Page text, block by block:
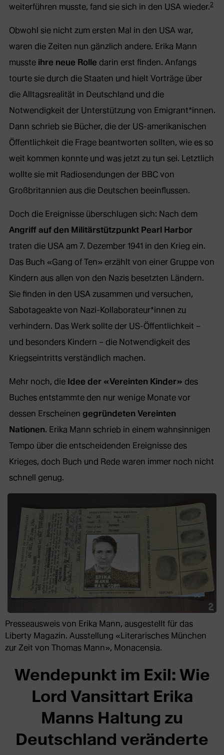
weiterführen musste, fand sie sich in den USA wieder.2
Obwohl sie nicht zum ersten Mal in den USA war,
waren die Zeiten nun gänzlich andere. Erika Mann
musste ihre neue Rolle darin erst finden. Anfangs
tourte sie durch die Staaten und hielt Vorträge über
die Alltagsrealität in Deutschland und die
Notwendigkeit der Unterstützung von Emigrant*innen.
Dann schrieb sie Bücher, die der US-amerikanischen
Öffentlichkeit die Frage beantworten sollten, wie es so
weit kommen konnte und was jetzt zu tun sei. Letztlich
wollte sie mit Radiosendungen der BBC von
Großbritannien aus die Deutschen beeinflussen.
Doch die Ereignisse überschlugen sich: Nach dem
Angriff auf den Militärstützpunkt Pearl Harbor
traten die USA am 7. Dezember 1941 in den Krieg ein.
Das Buch «Gang of Ten» erzählt von einer Gruppe von
Kindern aus allen von den Nazis besetzten Ländern.
Sie finden in den USA zusammen und versuchen,
Sabotageakte von Nazi-Kollaborateur*innen zu
verhindern. Das Werk sollte der US-Öffentlichkeit –
und besonders Kindern – die Notwendigkeit des
Kriegseintritts verständlich machen.
Mehr noch, die Idee der «Vereinten Kinder» des
Buches entstammte den nur wenige Monate vor
dessen Erscheinen gegründeten Vereinten
Nationen. Erika Mann schrieb in einem wahnsinnigen
Tempo über die entscheidenden Ereignisse des
Krieges, doch Buch und Rede waren immer noch nicht
schnell genug.
Presseausweis von Erika Mann, ausgestellt für das
Liberty Magazin. Ausstellung «Literarisches München
zur Zeit von Thomas Mann», Monacensia.
Wendepunkt im Exil: Wie
Lord Vansittart Erika
Manns Haltung zu
Deutschland veränderte